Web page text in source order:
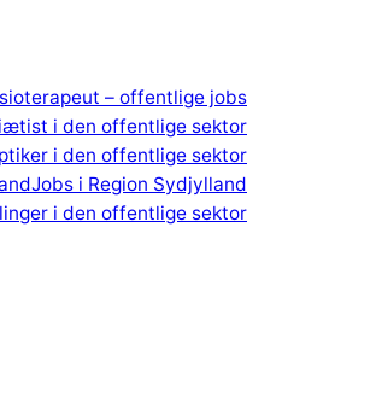
– offentlige jobs
i den offentlige sektor
i den offentlige sektor
Jobs i Region Sydjylland
i den offentlige sektor